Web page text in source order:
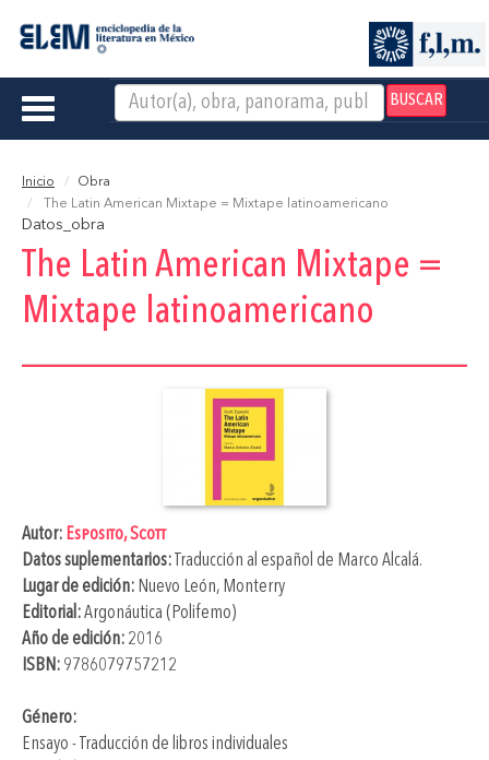
BUSCAR
Toggle
Inicio
Obra
The Latin American Mixtape = Mixtape latinoamericano
Datos_obra
The Latin American Mixtape =
Mixtape latinoamericano
Autor: Esposito, Scott
Datos suplementarios: Traducción al español de Marco Alcalá.
Lugar de edición: Nuevo León, Monterry
Editorial:Argonáutica (Polifemo)
Año de edición: 2016
ISBN: 9786079757212
Género:
Ensayo - Traducción de libros individuales